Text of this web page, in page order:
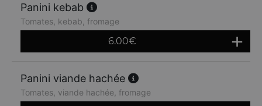
Panini kebab
Tomates, kebab, fromage
6.00€
Panini viande hachée
Tomates, viande hachée, fromage